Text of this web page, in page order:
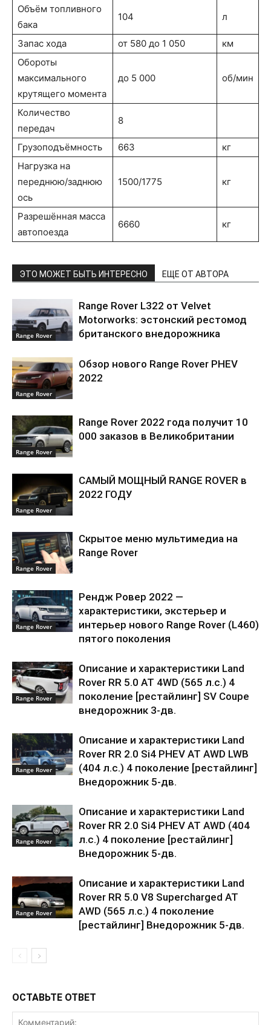
Объём топливного
бака
104 л
Запас хода от 580 до 1 050
км
Обороты
максимального
крутящего момента
до 5 000 об/мин
Количество
передач
8
Грузоподъёмность 663
кг
Нагрузка на
переднюю/заднюю
ось
1500/1775 кг
Разрешённая масса
автопоезда
6660 кг
ЭТО МОЖЕТ БЫТЬ ИНТЕРЕСНО ЕЩЕ ОТ АВТОРА
Range Rover
Range Rover L322 от Velvet
Motorworks: эстонский рестомод
британского внедорожника
Range Rover
Обзор нового Range Rover PHEV
2022
Range Rover
Range Rover 2022 года получит 10
000 заказов в Великобритании
Range Rover
САМЫЙ МОЩНЫЙ RANGE ROVER в
2022 ГОДУ
Range Rover
Скрытое меню мультимедиа на
Range Rover
Range Rover
Рендж Ровер 2022 —
характеристики, экстерьер и
интерьер нового Range Rover (L460)
пятого поколения
Range Rover
Описание и характеристики Land
Rover RR 5.0 AT 4WD (565 л.с.) 4
поколение [рестайлинг] SV Coupe
внедорожник 3-дв.
Range Rover
Описание и характеристики Land
Rover RR 2.0 Si4 PHEV AT AWD LWB
(404 л.с.) 4 поколение [рестайлинг]
Внедорожник 5-дв.
Range Rover
Описание и характеристики Land
Rover RR 2.0 Si4 PHEV AT AWD (404
л.с.) 4 поколение [рестайлинг]
Внедорожник 5-дв.
Range Rover
Описание и характеристики Land
Rover RR 5.0 V8 Supercharged AT
AWD (565 л.с.) 4 поколение
[рестайлинг] Внедорожник 5-дв.
ОСТАВЬТЕ ОТВЕТ